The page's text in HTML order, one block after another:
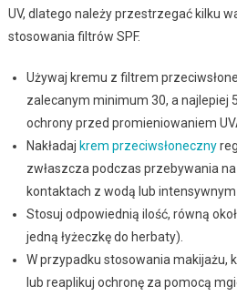
UV, dlatego należy przestrzegać kilku
stosowania filtrów SPF.
Używaj kremu z filtrem
zalecanym minimum 30, a najlepiej
ochrony przed promieniowaniem
Nakładaj krem przeciwsłoneczny
zwłaszcza podczas przebywania
kontaktach z wodą lub intensywnym
Stosuj odpowiednią ilość, równą
jedną łyżeczkę do herbaty).
W przypadku stosowania makijażu,
lub reaplikuj ochronę za pomocą